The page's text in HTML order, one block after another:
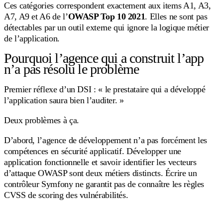
Ces catégories correspondent exactement aux items A1, A3,
A7, A9 et A6 de l’OWASP Top 10 2021. Elles ne sont pas
détectables par un outil externe qui ignore la logique métier
de l’application.
Pourquoi l’agence qui a construit l’app
n’a pas résolu le problème
Premier réflexe d’un DSI : « le prestataire qui a développé
l’application saura bien l’auditer. »
Deux problèmes à ça.
D’abord, l’agence de développement n’a pas forcément les
compétences en sécurité applicatif. Développer une
application fonctionnelle et savoir identifier les vecteurs
d’attaque OWASP sont deux métiers distincts. Écrire un
contrôleur Symfony ne garantit pas de connaître les règles
CVSS de scoring des vulnérabilités.